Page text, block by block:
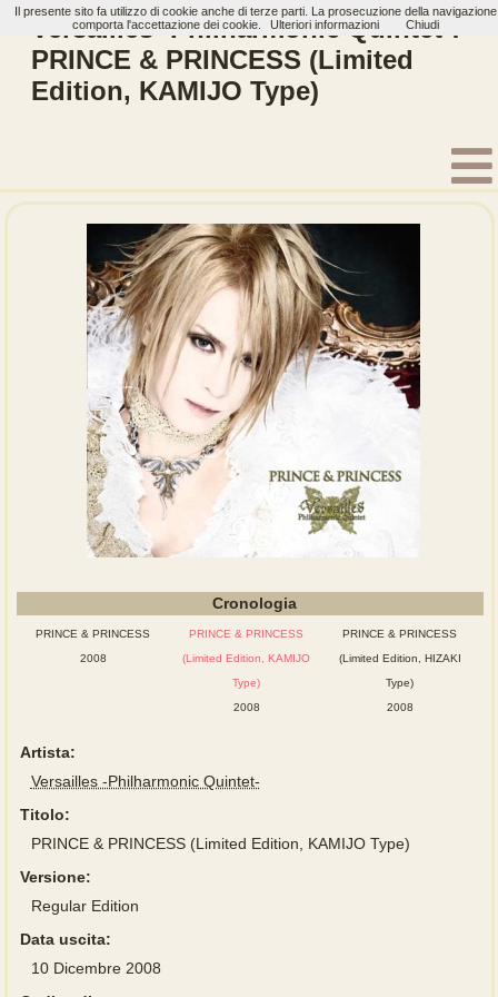
Versailles -Philharmonic Quintet-:
PRINCE & PRINCESS (Limited
Edition, KAMIJO Type)
Versailles -Philharmonic Quintet-
PRINCE & PRINCESS
Cronologia
PRINCE & PRINCESS
2008
PRINCE & PRINCESS
(Limited Edition, KAMIJO
Type)
2008
PRINCE & PRINCESS
(Limited Edition, HIZAKI
Type)
2008
Artista:
Versailles -Philharmonic Quintet-
Titolo:
PRINCE & PRINCESS (Limited Edition, KAMIJO Type)
Versione:
Regular Edition
Data uscita:
10 Dicembre 2008
Il presente sito fa utilizzo di cookie anche di terze parti. La prosecuzione della navigazione
comporta l'accettazione dei cookie.
Ulteriori informazioni Chiudi